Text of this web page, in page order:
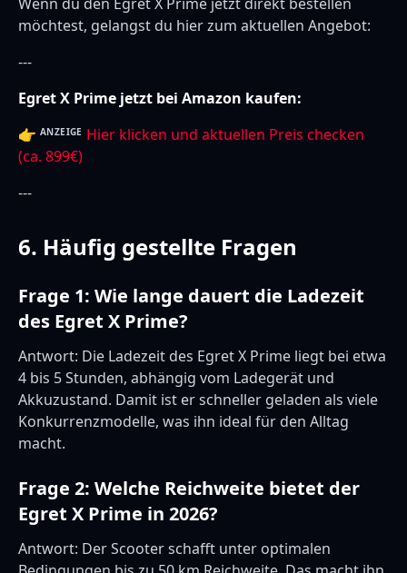
möchtest, gelangst du hier zum aktuellen Angebot:
---
Egret X Prime jetzt bei Amazon kaufen:
👉 ANZEIGE Hier klicken und aktuellen Preis checken
(ca. 899€)
---
6. Häufig gestellte Fragen
Frage 1: Wie lange dauert die Ladezeit
des Egret X Prime?
Antwort: Die Ladezeit des Egret X Prime liegt bei etwa
4 bis 5 Stunden, abhängig vom Ladegerät und
Akkuzustand. Damit ist er schneller geladen als viele
Konkurrenzmodelle, was ihn ideal für den Alltag
macht.
Frage 2: Welche Reichweite bietet der
Egret X Prime in 2026?
Antwort: Der Scooter schafft unter optimalen